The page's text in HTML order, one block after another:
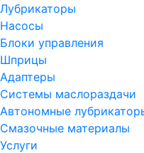
Лубрикаторы
Насосы
Блоки управления
Шприцы
Адаптеры
Системы маслораздачи
Автономные
Смазочные материалы
Услуги